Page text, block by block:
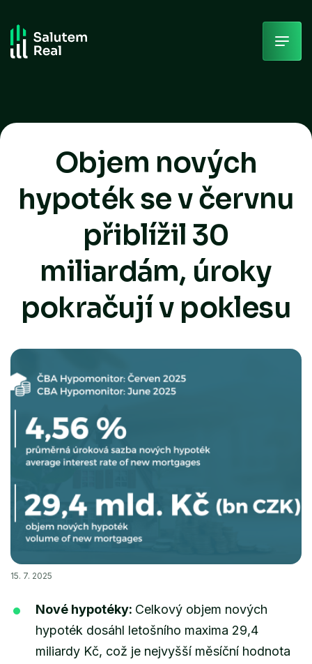
content
Objem nových
hypoték se v červnu
přiblížil 30
miliardám, úroky
pokračují v poklesu
15. 7. 2025
Nové hypotéky: Celkový objem nových
hypoték dosáhl letošního maxima 29,4
miliardy Kč, což je nejvyšší měsíční hodnota